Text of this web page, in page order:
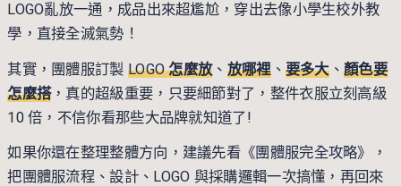
LOGO亂放一通，成品出來超尷尬，穿出去像小學生校外教
學，直接全滅氣勢！
其實，團體服訂製 LOGO怎麼放、 放哪裡、 要多大、顏色要
怎麼搭，真的超級重要，只要細節對了，整件衣服立刻高級
10 倍，不信你看那些大品牌就知道了!
如果你還在整理整體方向，建議先看 《團體服完全攻略》
，
把團體服流程、設計、LOGO 與採購邏輯一次搞懂，再回來